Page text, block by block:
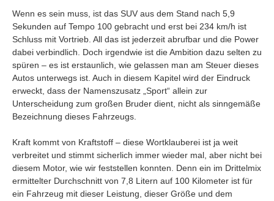
Wenn es sein muss, ist das SUV aus dem Stand nach 5,9
Sekunden auf Tempo 100 gebracht und erst bei 234 km/h ist
Schluss mit Vortrieb. All das ist jederzeit abrufbar und die Power
dabei verbindlich. Doch irgendwie ist die Ambition dazu selten zu
spüren – es ist erstaunlich, wie gelassen man am Steuer dieses
Autos unterwegs ist. Auch in diesem Kapitel wird der Eindruck
erweckt, dass der Namenszusatz „Sport“ allein zur
Unterscheidung zum großen Bruder dient, nicht als sinngemäße
Bezeichnung dieses Fahrzeugs.
Kraft kommt von Kraftstoff – diese Wortklauberei ist ja weit
verbreitet und stimmt sicherlich immer wieder mal, aber nicht bei
diesem Motor, wie wir feststellen konnten. Denn ein im Drittelmix
ermittelter Durchschnitt von 7,8 Litern auf 100 Kilometer ist für
ein Fahrzeug mit dieser Leistung, dieser Größe und dem